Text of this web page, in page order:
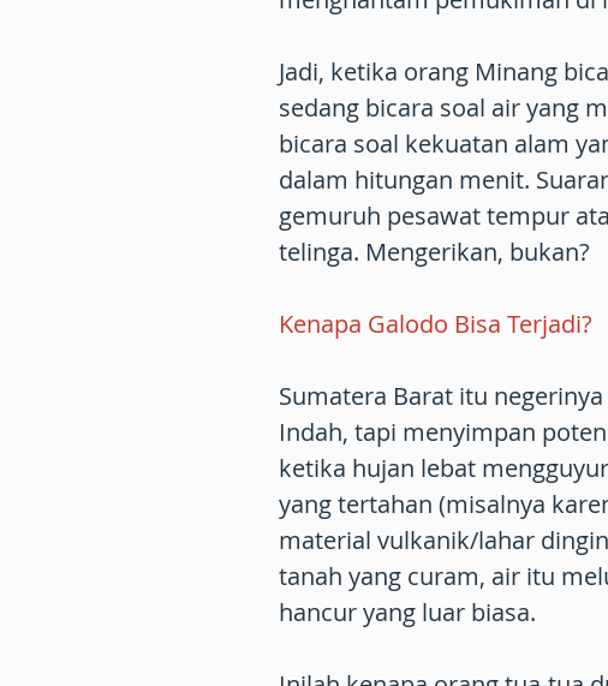
Jadi, ketika orang Minang
sedang bicara soal air yang
bicara soal kekuatan alam
dalam hitungan menit.
gemuruh pesawat tempur
telinga. Mengerikan, bukan?
Kenapa Galodo Bisa Terjadi?
Sumatera Barat itu
Indah, tapi menyimpan
ketika hujan lebat
yang tertahan (misalnya
material vulkanik/lahar
tanah yang curam, air itu
hancur yang luar biasa.